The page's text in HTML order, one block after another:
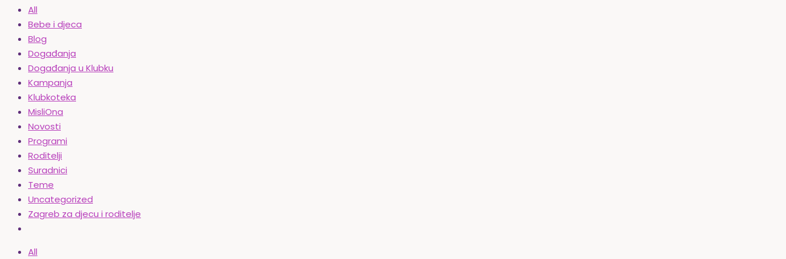
All
Bebe i djeca
Blog
Događanja
Događanja u Klubku
Kampanja
Klubkoteka
MisliOna
Novosti
Programi
Roditelji
Suradnici
Teme
Uncategorized
Zagreb za djecu i roditelje
All